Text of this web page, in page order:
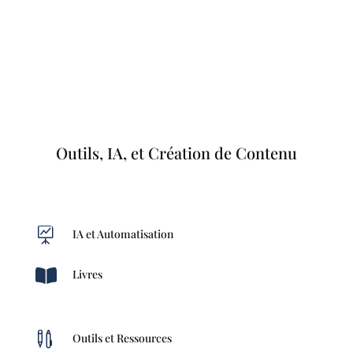
Outils, IA, et Création de Contenu
 IA et Automatisation
 Livres
 Outils et Ressources